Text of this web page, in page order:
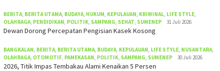
BERITA BERITA UTAMA BUDAYA HUKUM KEPULAUAN KRIMINAL LIFE STYLE
OLAHRAGA PENDIDIKAN POLITIK SAMPANG SEHAT SUMENEP 31 Juli 2026
Dewan Dorong Percepatan Pengisian Kasek Kosong
BANGKALAN BERITA BERITA UTAMA BUDAYA KEPULAUAN LIFE STYLE NUSANTARA
OLAHRAGA OTOMOTIF PAMEKASAN POLITIK SAMPANG SUMENEP 30 Juli 2026
2026, Titik Impas Tembakau Alami Kenaikan 5 Persen